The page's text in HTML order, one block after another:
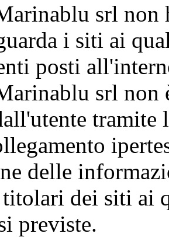
srl non
i siti ai
posti
srl non
delle
dei siti ai
previste.